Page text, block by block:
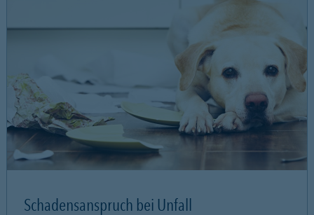
Schadensanspruch bei Unfall